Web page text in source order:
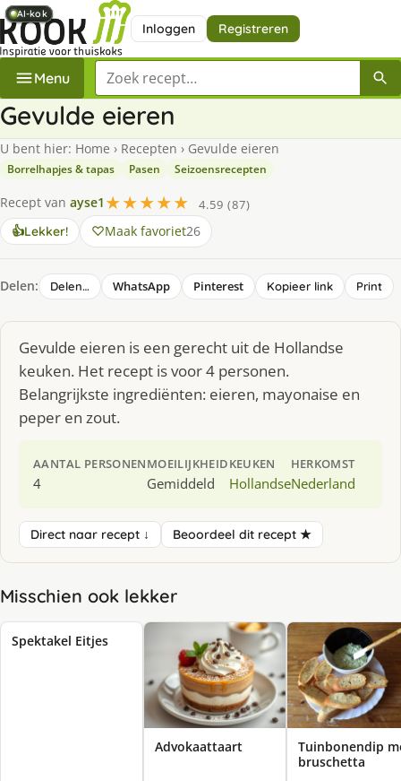
Inloggen Registreren
Menu Zoek een recept
Gevulde eieren
U bent hier: Home › Recepten › Gevulde eieren
Borrelhapjes & tapas Pasen Seizoensrecepten
Recept van ayse1 ★★★★★
4.59 (87)
👍Lekker! Maak favoriet26
Delen: Delen… WhatsApp Pinterest Kopieer link Print
Gevulde eieren is een gerecht uit de Hollandse
keuken. Het recept is voor 4 personen.
Belangrijkste ingrediënten: eieren, mayonaise en
peper en zout.
AANTAL PERSONEN
4
MOEILIJKHEID
Gemiddeld
KEUKEN
Hollandse
HERKOMST
Nederland
Direct naar recept ↓ Beoordeel dit recept ★
Misschien ook lekker
Spektakel Eitjes
AI-kok
Advokaattaart
Tuinbonendip
bruschetta
AI-kok
AI-kok
AI-kok
AI-kok